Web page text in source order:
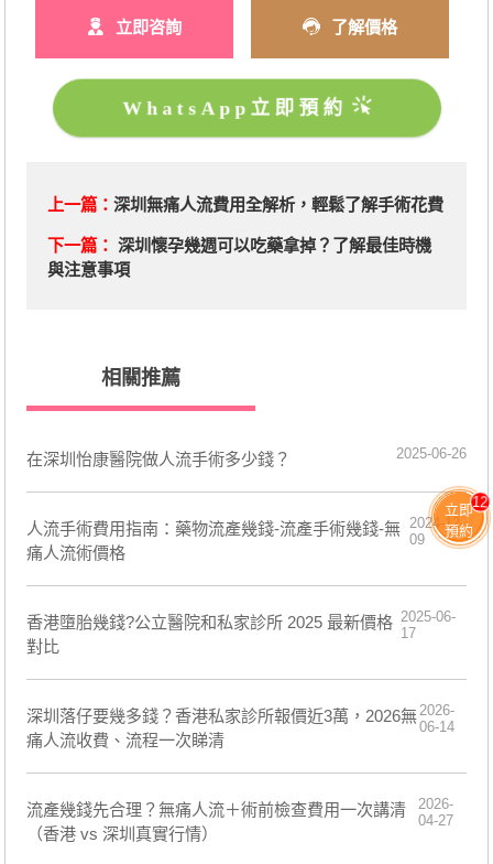
立即咨詢 了解價格
WhatsApp立即預約
上一篇： 深圳無痛人流費用全解析，輕鬆了解手術花費
下一篇： 深圳懷孕幾週可以吃藥拿掉？了解最佳時機
與注意事項
相關推薦
在深圳怡康醫院做人流手術多少錢？ 2025-06-26
人流手術費用指南：藥物流產幾錢-流產手術幾錢-無
痛人流術價格
2024-12-
09
香港墮胎幾錢?公立醫院和私家診所 2025 最新價格
對比
2025-06-
17
深圳落仔要幾多錢？香港私家診所報價近3萬，2026無
痛人流收費、流程一次睇清
2026-
06-14
流產幾錢先合理？無痛人流＋術前檢查費用一次講清
（香港 vs 深圳真實行情）
2026-
04-27
立即
預約
12